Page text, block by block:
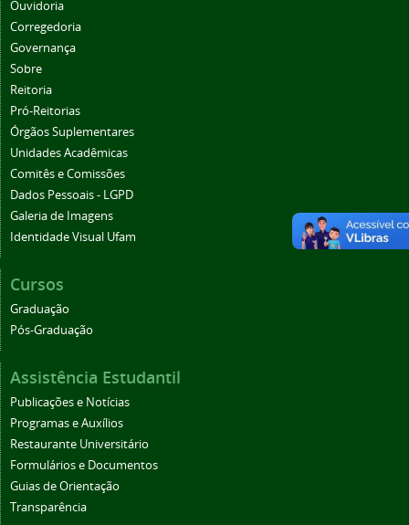
Ouvidoria
Corregedoria
Governança
Sobre
Reitoria
Pró-Reitorias
Órgãos Suplementares
Unidades Acadêmicas
Comitês e Comissões
Dados Pessoais - LGPD
Galeria de Imagens
Identidade Visual Ufam
Cursos
Graduação
Pós-Graduação
Assistência Estudantil
Publicações e Notícias
Programas e Auxílios
Restaurante Universitário
Formulários e Documentos
Guias de Orientação
Transparência